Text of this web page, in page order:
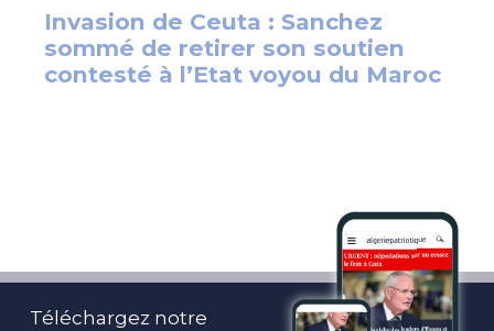
Téléchargez notre